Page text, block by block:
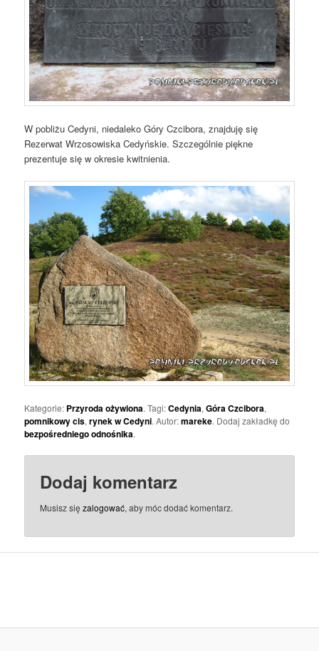
W pobliżu Cedyni, niedaleko Góry Czcibora, znajduję się
Rezerwat Wrzosowiska Cedyńskie. Szczególnie piękne
prezentuje się w okresie kwitnienia.
Kategorie: Przyroda ożywiona. Tagi:Cedynia,Góra Czcibora,
pomnikowy cis,rynek w Cedyni. Autor:mareke. Dodaj zakładkę do
bezpośredniego odnośnika.
Dodaj komentarz
Musisz sięzalogować, aby móc dodać komentarz.